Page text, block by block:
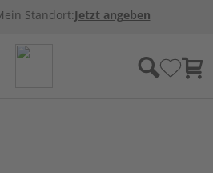
Standort:Jetzt angeben